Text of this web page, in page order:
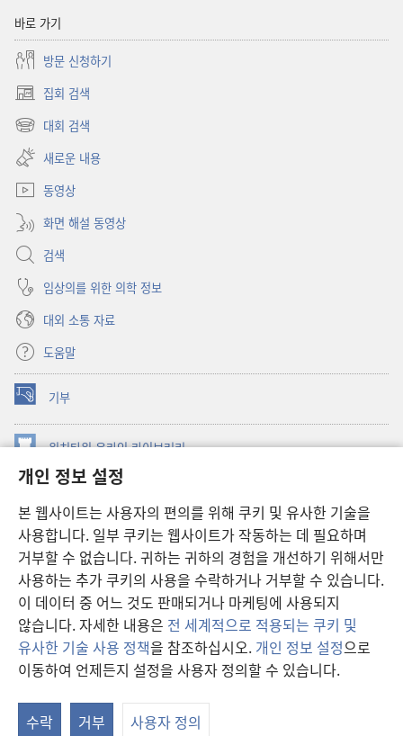
개인 정보 설정
본 웹사이트는 사용자의 편의를 위해 쿠키 및 유사한 기술을
사용합니다. 일부 쿠키는 웹사이트가 작동하는 데 필요하며
거부할 수 없습니다. 귀하는 귀하의 경험을 개선하기 위해서만
사용하는 추가 쿠키의 사용을 수락하거나 거부할 수 있습니다.
이 데이터 중 어느 것도 판매되거나 마케팅에 사용되지
않습니다. 자세한 내용은 전 세계적으로 적용되는 쿠키 및
유사한 기술 사용 정책을 참조하십시오. 개인 정보 설정으로
이동하여 언제든지 설정을 사용자 정의할 수 있습니다.
수락 거부 사용자 정의
바로 가기
방문 신청하기
집회 검색
(새로운
창
대회 검색
(새로운
창
열기)
새로운 내용
동영상
화면 해설 동영상
검색
임상의를 위한 의학 정보
대외 소통 자료
도움말
기부
(새로운
창
열기) 워치타워 온라인 라이브러리
창
JW Hub ®
창
열기) JW 라이브러리
워치타워 라이브러리
Copyright© 2026 Watch Tower Bible and Tract Society of Pennsylvania.
이용 약관| 개인 정보 보호 정책| 개인 정보 보호 설정